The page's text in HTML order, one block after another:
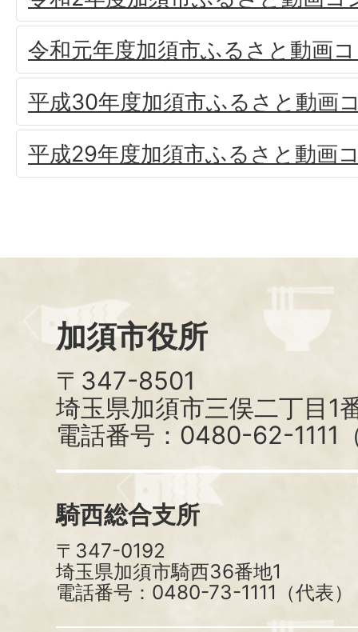
令和元年度加須市ふるさと動画
平成30年度加須市ふるさと動画
平成29年度加須市ふるさと動画
加須市役所
〒347-8501
埼玉県加須市三俣二丁目1
電話番号：0480-62-1111
騎西総合支所
〒347-0192
埼玉県加須市騎西36番地1
電話番号：0480-73-1111（代表）